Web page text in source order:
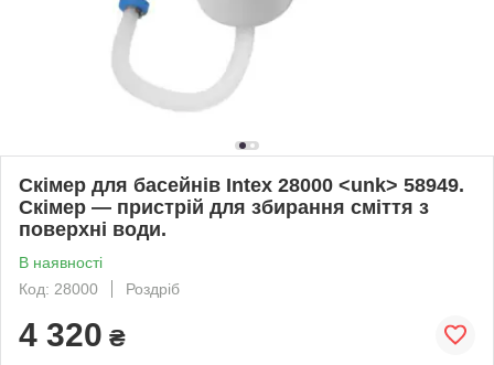
Скімер для басейнів Intex 28000 <unk> 58949.
Скімер — пристрій для збирання сміття з
поверхні води.
В наявності
Код: 28000
Роздріб
4 320 ₴